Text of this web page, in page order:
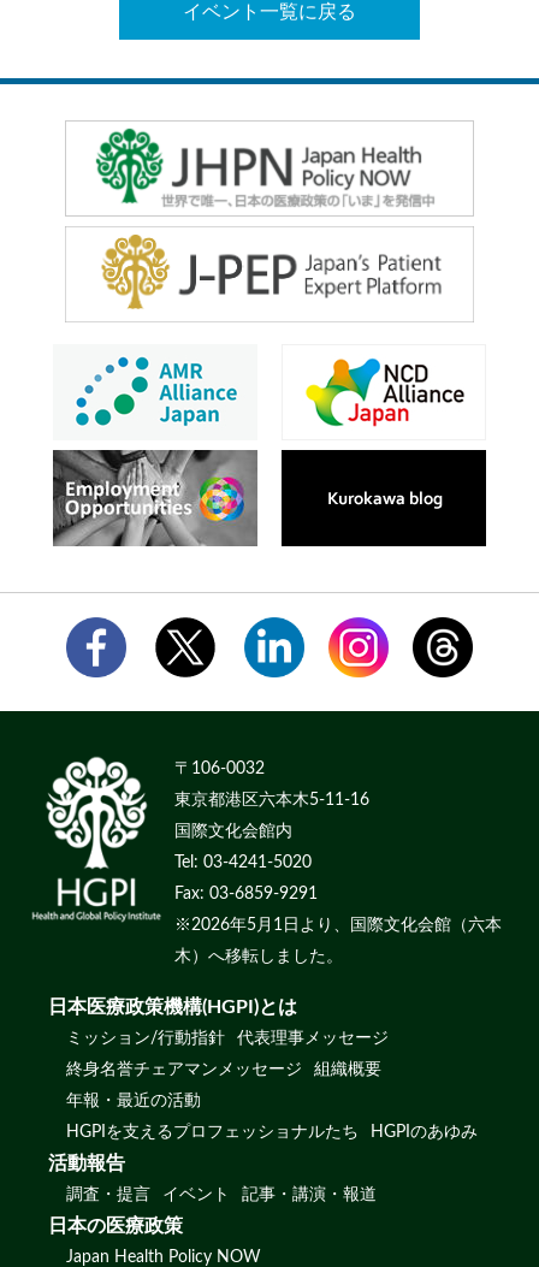
イベント一覧に戻る
〒106-0032
東京都港区六本木5-11-16
国際文化会館内
Tel: 03-4241-5020
Fax: 03-6859-9291
※2026年5月1日より、国際文化会館（六本
木）へ移転しました。
日本医療政策機構(HGPI)とは
ミッション/行動指針
代表理事メッセージ
終身名誉チェアマンメッセージ
組織概要
年報・最近の活動
HGPIを支えるプロフェッショナルたち
HGPIのあゆみ
活動報告
調査・提言 イベント 記事・講演・報道
日本の医療政策
Japan Health Policy NOW